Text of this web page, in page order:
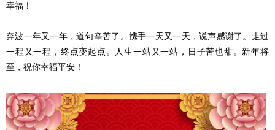
幸福！
奔波一年又一年，道句辛苦了。携手一天又一天，说声感谢了。走过
一程又一程，终点变起点。人生一站又一站，日子苦也甜。新年将
至，祝你幸福平安！